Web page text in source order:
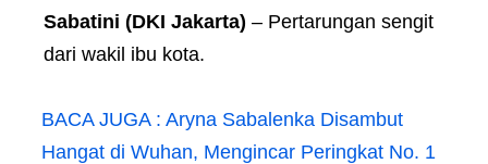
Sabatini (DKI Jakarta) – Pertarungan sengit
dari wakil ibu kota.
BACA JUGA : Aryna Sabalenka Disambut
Hangat di Wuhan, Mengincar Peringkat No. 1